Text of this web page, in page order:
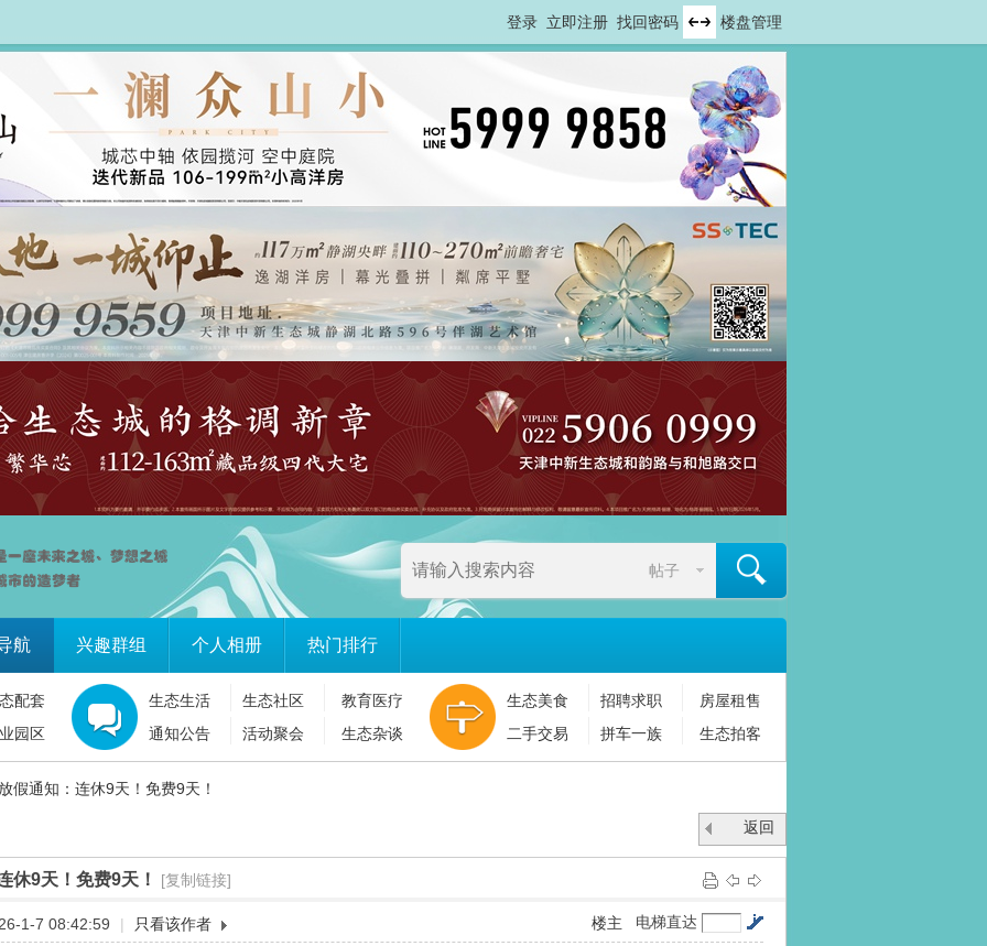
登录 立即注册 找回密码 楼盘管理
帖子
航 兴趣群组 个人相册 热门排行
搜索
配套
园区
生态生活 生态社区
教育医疗
通知公告
活动聚会 生态杂谈
生态美食 招聘求职
房屋租售
二手交易
拼车一族 生态拍客
放假通知：连休9天！免费9天！
返回
列表
休9天！免费9天！ [复制链接]
电梯直达
楼主
1-7 08:42:59 | 只看该作者